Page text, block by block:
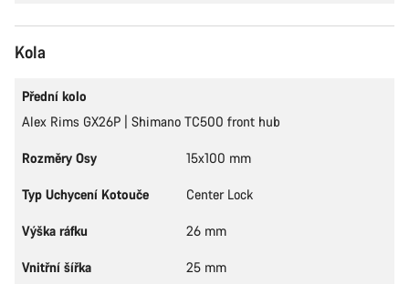
Kola
Přední kolo
Alex Rims GX26P | Shimano TC500 front hub
Rozměry Osy 15x100 mm
Typ Uchycení Kotouče Center Lock
Výška ráfku 26 mm
Vnitřní šířka 25 mm